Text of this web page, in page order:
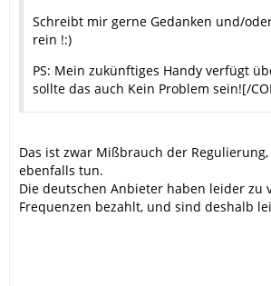
Schreibt mir gerne Gedanken und/
rein !:)
PS: Mein zukünftiges Handy verfügt
sollte das auch Kein Problem sein![/
Das ist zwar Mißbrauch der
ebenfalls tun.
Die deutschen Anbieter haben leider zu
Frequenzen bezahlt, und sind deshalb